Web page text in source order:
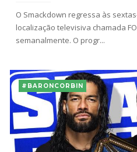
O Smackdown regressa às
localização televisiva chamada
semanalmente. O progr...
#BARONCORBIN